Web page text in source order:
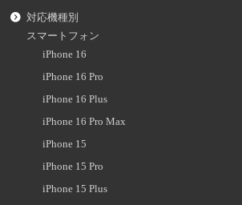
対応機種別
スマートフォン
iPhone 16
iPhone 16 Pro
iPhone 16 Plus
iPhone 16 Pro Max
iPhone 15
iPhone 15 Pro
iPhone 15 Plus